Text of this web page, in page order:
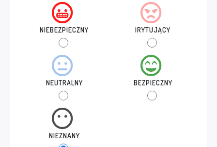
NIEBEZPIECZNY IRYTUJĄCY
NEUTRALNY BEZPIECZNY
NIEZNANY